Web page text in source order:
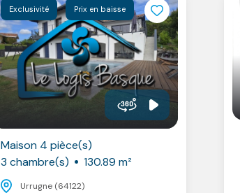
Exclusivité Prix en baisse
Maison 4 pièce(s)
3 chambre(s)
130.89 m²
Urrugne (64122)